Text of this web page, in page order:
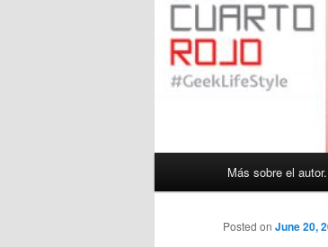
Más sobre el
Posted on June 20,